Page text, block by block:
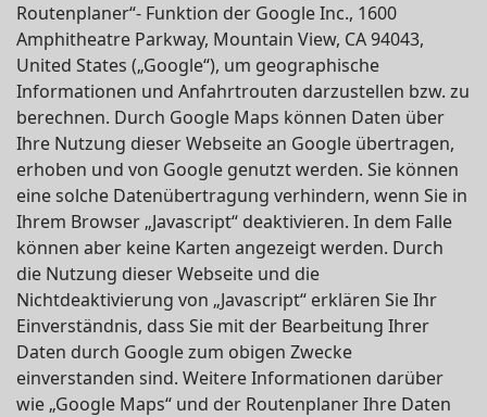
Routenplaner“- Funktion der Google Inc., 1600
Amphitheatre Parkway, Mountain View, CA 94043,
United States („Google“), um geographische
Informationen und Anfahrtrouten darzustellen bzw. zu
berechnen. Durch Google Maps können Daten über
Ihre Nutzung dieser Webseite an Google übertragen,
erhoben und von Google genutzt werden. Sie können
eine solche Datenübertragung verhindern, wenn Sie in
Ihrem Browser „Javascript“ deaktivieren. In dem Falle
können aber keine Karten angezeigt werden. Durch
die Nutzung dieser Webseite und die
Nichtdeaktivierung von „Javascript“ erklären Sie Ihr
Einverständnis, dass Sie mit der Bearbeitung Ihrer
Daten durch Google zum obigen Zwecke
einverstanden sind. Weitere Informationen darüber
wie „Google Maps“ und der Routenplaner Ihre Daten